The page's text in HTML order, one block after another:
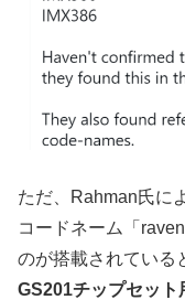
ただ、Rahman氏に
コードネーム「
のが搭載されている
GS201チップセット